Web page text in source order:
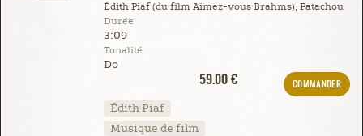
Édith Piaf (du film Aimez-vous Brahms), Patachou
Durée
3:09
Tonalité
Do
59.00 €
COMMANDER
Édith Piaf
Musique de film